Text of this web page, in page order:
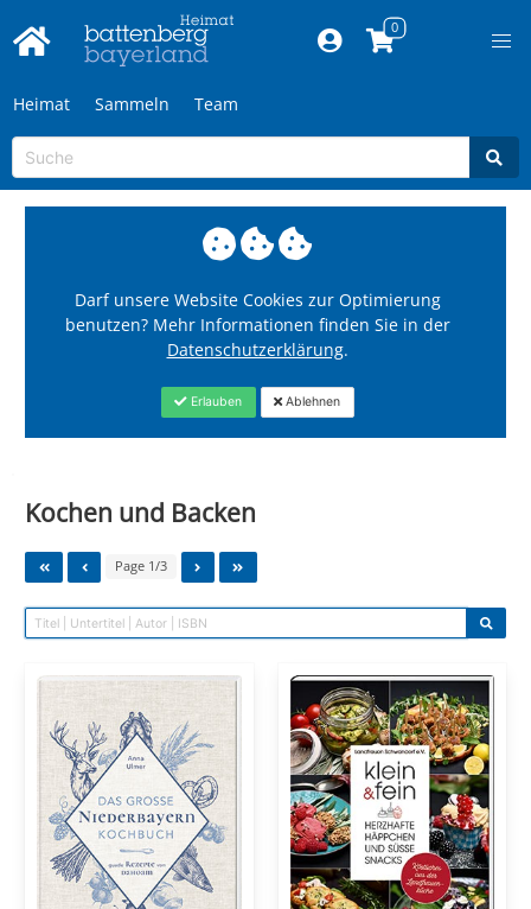
Heimat Sammeln Team
Darf unsere Website Cookies zur Optimierung
benutzen? Mehr Informationen finden Sie in der
Datenschutzerklärung.
Erlauben Ablehnen
Kochen und Backen
Page 1/3